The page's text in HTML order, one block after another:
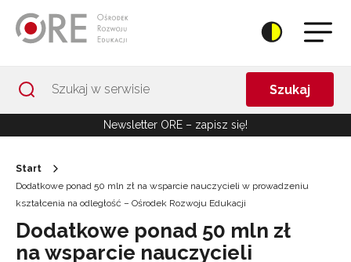
Szukaj
Newsletter ORE – zapisz się!
Start
Dodatkowe ponad 50 mln zł na wsparcie nauczycieli w prowadzeniu
kształcenia na odległość – Ośrodek Rozwoju Edukacji
Dodatkowe ponad 50 mln zł
na wsparcie nauczycieli